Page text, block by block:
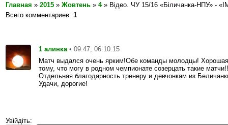
Главная » 2015 » Жовтень » 4» Відео. ЧУ 15/16 «Біличанка-НПУ» -
Всего комментариев: 1
1 алинка • 09:47, 06.10.15
Матч выдался очень ярким!Обе команды молодцы!
тому, что могу в родном чемпионате созерцать такие матчи!!
Отдельная благодарность тренеру и девчонкам из
Удачи, дорогие!
Увійдіть: